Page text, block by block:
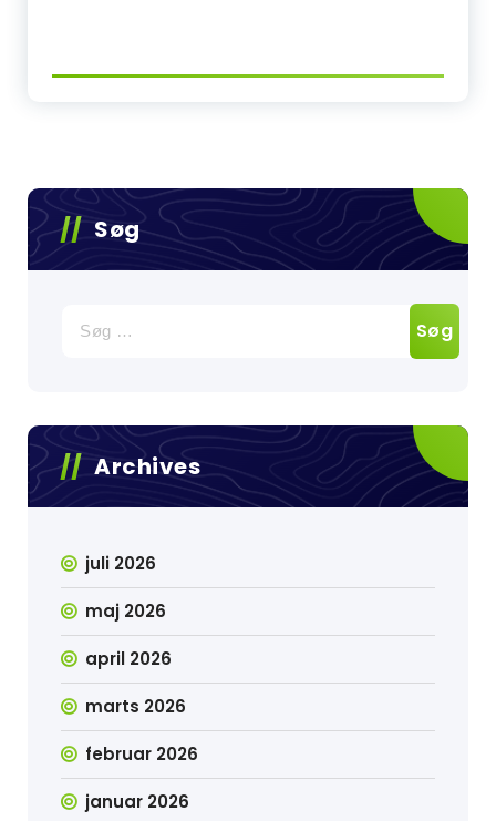
Søg
efter:
Archives
juli 2026
maj 2026
april 2026
marts 2026
februar 2026
januar 2026